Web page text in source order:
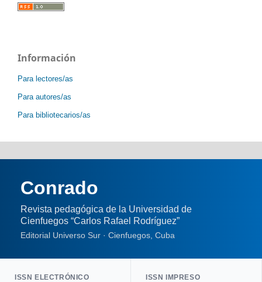
Información
Para lectores/as
Para autores/as
Para bibliotecarios/as
Conrado
Revista pedagógica de la Universidad de
Cienfuegos “Carlos Rafael Rodríguez”
Editorial Universo Sur · Cienfuegos, Cuba
ISSN ELECTRÓNICO ISSN IMPRESO